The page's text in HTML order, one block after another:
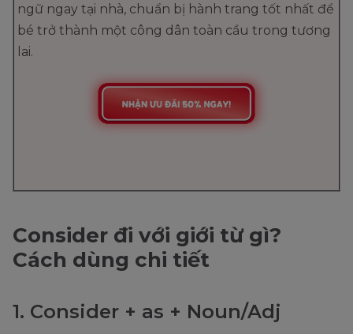
ngữ ngay tại nhà, chuẩn bị hành trang tốt nhất để
bé trở thành một công dân toàn cầu trong tương
lai.
Consider đi với giới từ gì?
Cách dùng chi tiết
1. Consider + as + Noun/Adj